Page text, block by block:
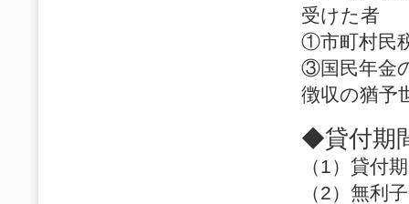
受けた者
①市町村民
③国民年金
徴収の猶予
◆貸付期
（1）貸付
（2）無利子